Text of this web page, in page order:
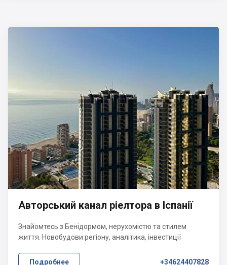
Авторський канал ріелтора в Іспанії
Знайомтесь з Бенідормом, нерухомістю та стилем
життя. Новобудови регіону, аналітика, інвестиції
Подробнее +34624407828